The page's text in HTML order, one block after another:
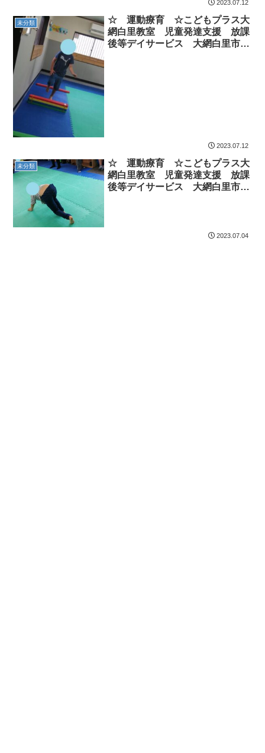
2023.07.12
未分類
☆ 運動療育 ☆こどもプラス大
網白里教室 児童発達支援 放課
後等デイサービス 大網白里市
2023.07.12
未分類
☆ 運動療育 ☆こどもプラス大
網白里教室 児童発達支援 放課
後等デイサービス 大網白里市
2023.07.04